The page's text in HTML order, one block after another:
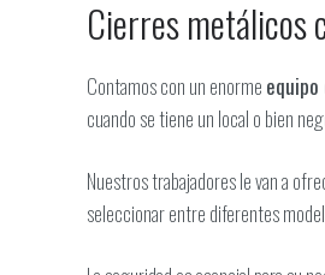
Cierres metálicos
Contamos con un enorme
cuando se tiene un local o bien
Nuestros trabajadores le van a
seleccionar entre diferentes